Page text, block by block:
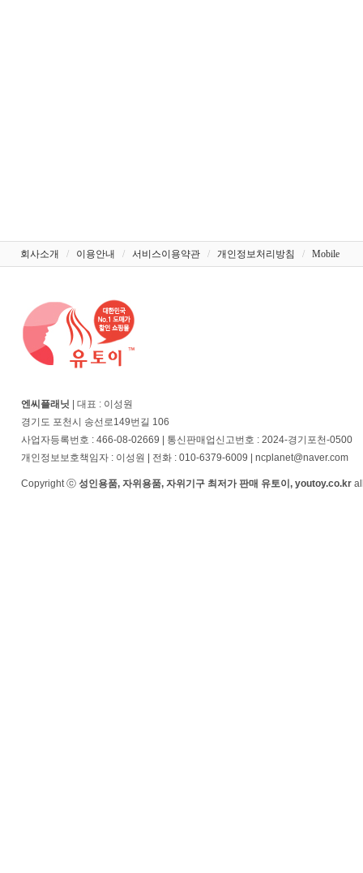
회사소개 / 이용안내 / 서비스이용약관 / 개인정보처리방침 / Mobile
엔씨플래닛 | 대표 : 이성원
경기도 포천시 송선로149번길 106
사업자등록번호 : 466-08-02669 | 통신판매업신고번호 : 2024-경기포천-0500
개인정보보호책임자 : 이성원 | 전화 : 010-6379-6009 | ncplanet@naver.com
Copyright ⓒ 성인용품, 자위용품, 자위기구 최저가 판매 유토이, youtoy.co.kr